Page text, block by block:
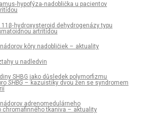
hypofýza- nadoblička u pacientov
hydroxysteroid dehydrogenázy typu
artritídou
kôry nadobličiek – aktuality
u nadledvin
SHBG jako důsledek polymorfizmu
SHBG – kazuistiky dvou žen se syndromem
adrenomedulárneho
chromafinného tkaniva – aktuality